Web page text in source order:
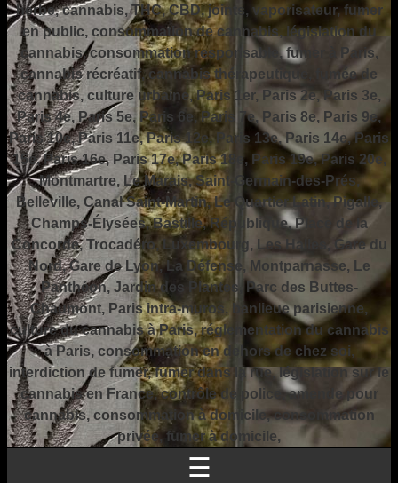
herbe, cannabis, THC, CBD, joints, vaporisateur, fumer
en public, consommation de cannabis, législation du
cannabis, consommation responsable, fumer à Paris,
cannabis récréatif, cannabis thérapeutique, fumée de
cannabis, culture urbaine, Paris 1er, Paris 2e, Paris 3e,
Paris 4e, Paris 5e, Paris 6e, Paris 7e, Paris 8e, Paris 9e,
Paris 10e, Paris 11e, Paris 12e, Paris 13e, Paris 14e, Paris
15e, Paris 16e, Paris 17e, Paris 18e, Paris 19e, Paris 20e,
Montmartre, Le Marais, Saint-Germain-des-Prés,
Belleville, Canal Saint-Martin, Le Quartier Latin, Pigalle,
Champs-Élysées, Bastille, République, Place de la
Concorde, Trocadéro, Luxembourg, Les Halles, Gare du
Nord, Gare de Lyon, La Défense, Montparnasse, Le
Panthéon, Jardin des Plantes, Parc des Buttes-
Chaumont, Paris intra-muros, banlieue parisienne,
culture du cannabis à Paris, réglementation du cannabis
à Paris, consommation en dehors de chez soi,
interdiction de fumer, fumer dans la rue, législation sur le
cannabis en France, contrôle de police, amende pour
cannabis, consommation à domicile, consommation
privée, fumer à domicile,
☰